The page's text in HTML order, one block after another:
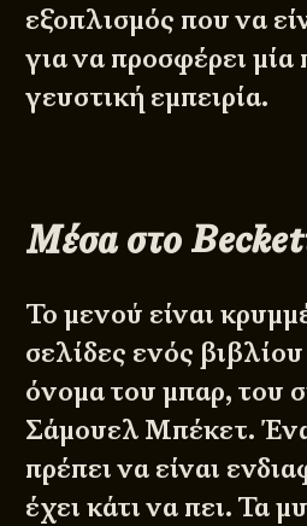
εξοπλισμός που να
για να προσφέρει μία
γευστική εμπειρία.
Μέσα στο
Το μενού είναι
σελίδες ενός
όνομα του μπαρ, του
Σάμουελ Μπέκετ.
πρέπει να είναι
έχει κάτι να πει. Τα